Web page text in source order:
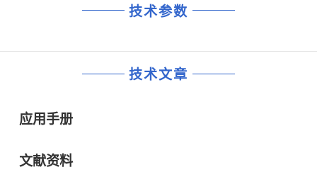
技术参数
技术文章
应用手册
文献资料